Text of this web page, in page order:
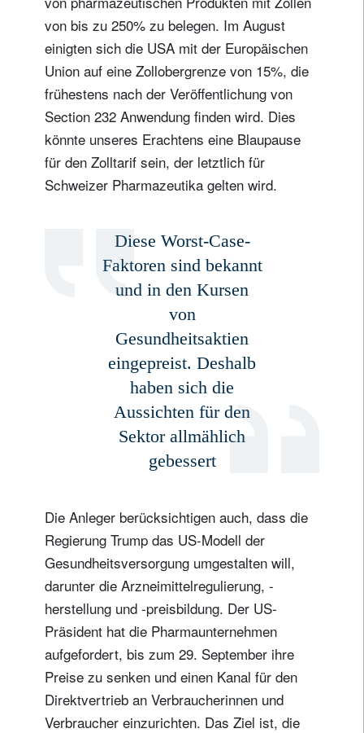
von bis zu 250% zu belegen. Im August
einigten sich die USA mit der Europäischen
Union auf eine Zollobergrenze von 15%, die
frühestens nach der Veröffentlichung von
Section 232 Anwendung finden wird. Dies
könnte unseres Erachtens eine Blaupause
für den Zolltarif sein, der letztlich für
Schweizer Pharmazeutika gelten wird.
Diese Worst-Case-
Faktoren sind bekannt
und in den Kursen
von
Gesundheitsaktien
eingepreist. Deshalb
haben sich die
Aussichten für den
Sektor allmählich
gebessert
Die Anleger berücksichtigen auch, dass die
Regierung Trump das US-Modell der
Gesundheitsversorgung umgestalten will,
darunter die Arzneimittelregulierung, -
herstellung und -preisbildung. Der US-
Präsident hat die Pharmaunternehmen
aufgefordert, bis zum 29. September ihre
Preise zu senken und einen Kanal für den
Direktvertrieb an Verbraucherinnen und
Verbraucher einzurichten. Das Ziel ist, die
Newsletter abonnieren
Email
Titel Vorname
Wohnsitzland
Ich bin weder in den USA wohnhaft noch bin ich US-Bürger
Ihre Informationen werden in Übereinstimmung
Datenschutzerklärung verwendet